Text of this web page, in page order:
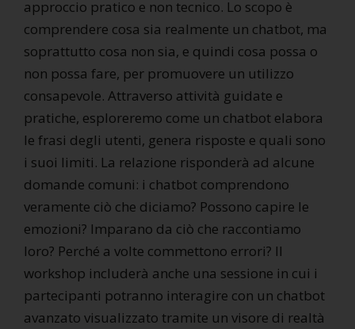
approccio pratico e non tecnico. Lo scopo è
comprendere cosa sia realmente un chatbot, ma
soprattutto cosa non sia, e quindi cosa possa o
non possa fare, per promuovere un utilizzo
consapevole. Attraverso attività guidate e
pratiche, esploreremo come un chatbot elabora
le frasi degli utenti, genera risposte e quali sono
i suoi limiti. La relazione risponderà ad alcune
domande comuni: i chatbot comprendono
veramente ciò che diciamo? Possono capire le
emozioni? Imparano da ciò che raccontiamo
loro? Perché a volte commettono errori? Il
workshop includerà anche una sessione in cui i
partecipanti potranno interagire con un chatbot
avanzato visualizzato tramite un visore di realtà